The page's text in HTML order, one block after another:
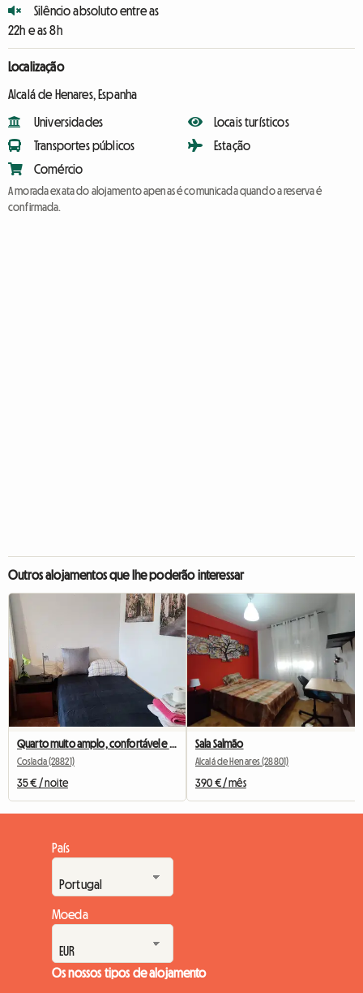
Silêncio absoluto entre as
22h e as 8h
Localização
Alcalá de Henares, Espanha
Universidades
Transportes públicos
Comércio
Locais turísticos
Estação
A morada exata do alojamento apenas é comunicada quando a reserva é
confirmada.
Outros alojamentos que lhe poderão interessar
Coslada (28821)
35 € / noite
Sala Salmão
Alcalá de Henares (28801)
390 € / mês
País
Moeda
Os nossos tipos de alojamento